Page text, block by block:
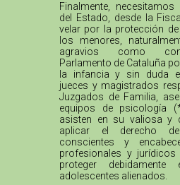
Finalmente,
del Estado, desde la
velar por la protección
los menores,
agravios como
Parlamento de Cataluña
la infancia y sin duda
jueces y magistrados
Juzgados de Familia,
equipos de psicología
asisten en su valiosa y
aplicar el derecho
conscientes y
profesionales y jurídicos
proteger
adolescentes alienados.